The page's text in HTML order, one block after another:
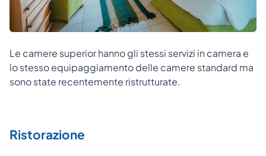
Le camere superior hanno gli stessi servizi in camera e
lo stesso equipaggiamento delle camere standard ma
sono state recentemente ristrutturate.
Ristorazione